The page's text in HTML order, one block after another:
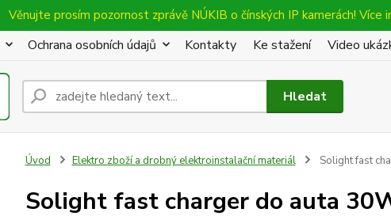
Věnujte prosím pozornost zprávě NÚKIB o čínských IP kamerách! Více
Ochrana osobních údajů Kontakty Ke stažení Video
Hledat
Úvod Elektro zboží a drobný elektroinstalační materiál Solight fast
Solight fast charger do auta